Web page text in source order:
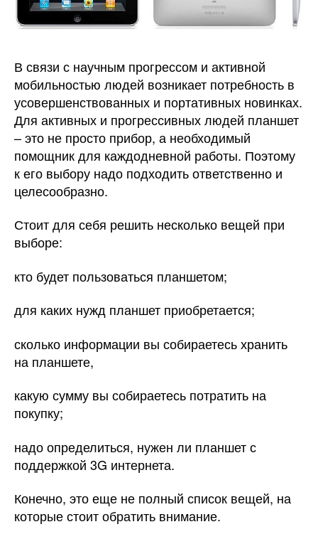
В связи с научным прогрессом и активной
мобильностью людей возникает потребность в
усовершенствованных и портативных новинках.
Для активных и прогрессивных людей планшет
– это не просто прибор, а необходимый
помощник для каждодневной работы. Поэтому
к его выбору надо подходить ответственно и
целесообразно.
Стоит для себя решить несколько вещей при
выборе:
кто будет пользоваться планшетом;
для каких нужд планшет приобретается;
сколько информации вы собираетесь хранить
на планшете,
какую сумму вы собираетесь потратить на
покупку;
надо определиться, нужен ли планшет с
поддержкой 3G интернета.
Конечно, это еще не полный список вещей, на
которые стоит обратить внимание.